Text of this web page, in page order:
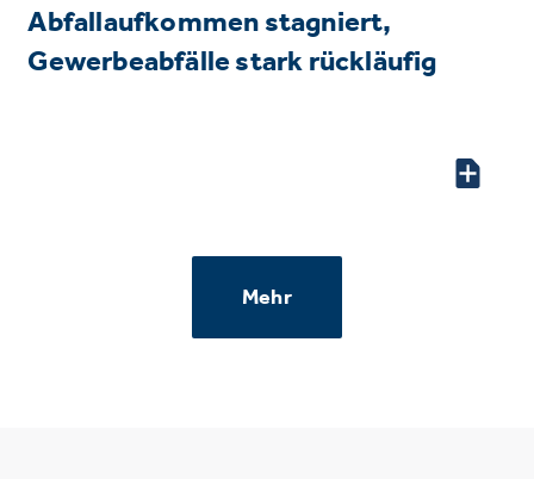
Abfallaufkommen stagniert,
Gewerbeabfälle stark rückläufig
Mehr